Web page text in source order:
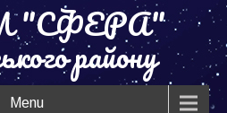
"СФЕРА"
району
Menu